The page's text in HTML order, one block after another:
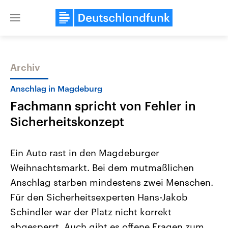
Close
Themen
Landtagswahl Sachsen-Anhalt
2026
Alle Informationen
Sachsen-Anhalt wählt am 6.
September 2026 einen neuen
Landtag. Seit 2021 wird das
Bundesland von einer Koalition aus
Aktuelle Beiträge,
Hintergründe
Wirtschaftlich und
gehören die Vereinigten
den mächtigsten Ländern
mit großem Einfluss auf
Archiv
Anschlag in Magdeburg
Fachmann spricht von Fehler in
Sicherheitskonzept
Ein Auto rast in den Magdeburger
Weihnachtsmarkt. Bei dem mutmaßlichen
Anschlag starben mindestens zwei Menschen.
Für den Sicherheitsexperten Hans-Jakob
Schindler war der Platz nicht korrekt